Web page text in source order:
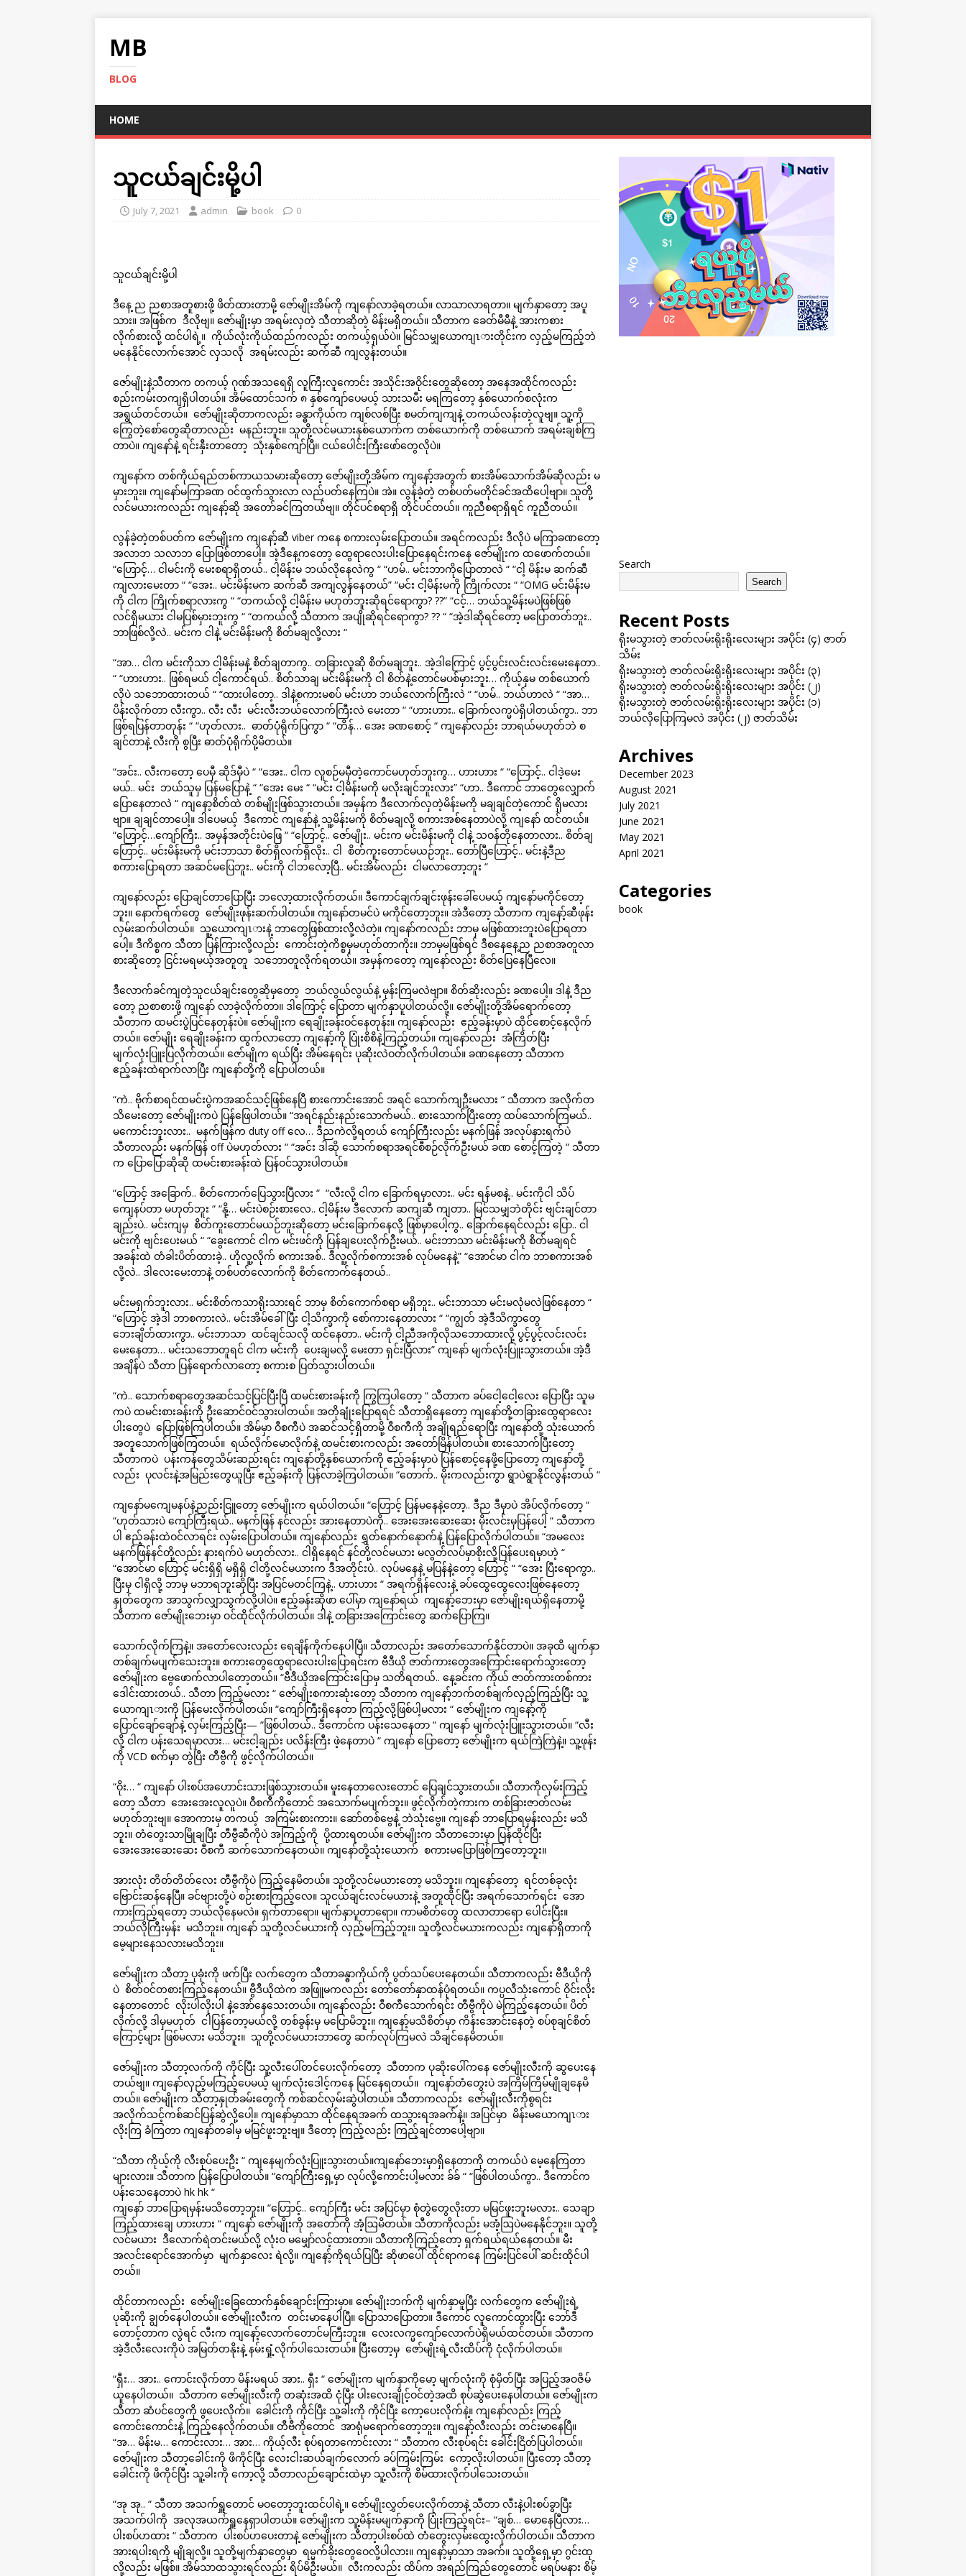
MB
BLOG
HOME
သူငယ်ချင်းမို့ပါ
July 7, 2021 admin book 0
သူငယ်ချင်းမို့ပါ
ဒီနေ့ ည ညစာအတူစားဖို့ ဖိတ်ထားတာမို့ ဇော်မျိုးအိမ်ကို ကျနော်လာခဲ့ရတယ်။ လာသာလာရတာ။ မျက်နှာတော့ အပူ
သား။ အဖြစ်က ဒီလိုဗျ။ ဇော်မျိုးမှာ အရမ်းလှတဲ့ သီတာဆိုတဲ့ မိန်းမရှိတယ်။ သီတာက ခေတ်မီမီနဲ့ အားကစား
လိုက်စားလို့ ထင်ပါရဲ့။ ကိုယ်လုံးကိုယ်ထည်ကလည်း တကယ့်ရှယ်ပဲ။ မြင်သမျှယောကျၤားတိုင်းက လှည့်မကြည့်ဘဲ
မနေနိုင်လောက်အောင် လှသလို အရမ်းလည်း ဆက်ဆီ ကျလွန်းတယ်။
ဇော်မျိုးနဲ့သီတာက တကယ့် ဂုဏ်အသရေရှိ လူကြီးလူကောင်း အသိုင်းအဝိုင်းတွေဆိုတော့ အနေအထိုင်ကလည်း
စည်းကမ်းတကျရှိပါတယ်။ အိမ်ထောင်သက် ၈ နှစ်ကျော်ပေမယ့် သားသမီး မရကြတော့ နှစ်ယောက်စလုံးက
အရွယ်တင်တယ်။ ဇော်မျိုးဆိုတာကလည်း ခန္ဓာကိုယ်က ကျစ်လစ်ပြီး စမတ်ကျကျနဲ့ တကယ်လန်းတဲ့လူဗျ။ သူ့ကို
ကြွေတဲ့စော်တွေဆိုတာလည်း မနည်းဘူး။ သူတို့လင်မယားနှစ်ယောက်က တစ်ယောက်ကို တစ်ယောက် အရမ်းချစ်ကြ
တာပဲ။ ကျနော်နဲ့ ရင်းနှီးတာတော့ သုံးနှစ်ကျော်ပြီ။ ငယ်ပေါင်းကြီးဖော်တွေလိုပဲ။
ကျနော်က တစ်ကိုယ်ရည်တစ်ကာယသမားဆိုတော့ ဇော်မျိုးတို့အိမ်က ကျနော့်အတွက် စားအိမ်သောက်အိမ်ဆိုလည်း မ
မှားဘူး။ ကျနော်မကြာခဏ ဝင်ထွက်သွားလာ လည်ပတ်နေကြပဲ။ အဲ။ လွန်ခဲ့တဲ့ တစ်ပတ်မတိုင်ခင်အထိပေါ့ဗျာ။ သူတို့
လင်မယားကလည်း ကျနော့်ဆို အတော်ခင်ကြတယ်ဗျ။ တိုင်ပင်စရာရှိ တိုင်ပင်တယ်။ ကူညီစရာရှိရင် ကူညီတယ်။
လွန်ခဲ့တဲ့တစ်ပတ်က ဇော်မျိုးက ကျနော့်ဆီ viber ကနေ စကားလှမ်းပြောတယ်။ အရင်ကလည်း ဒီလိုပဲ မကြာခဏတော့
အလာဘ သလာဘ ပြောဖြစ်တာပေါ့။ အဲ့ဒီနေ့ကတော့ ထွေရာလေးပါးပြောနေရင်းကနေ ဇော်မျိုးက ထဖောက်တယ်။
“ဟြောင့်… ငါမင်းကို မေးစရာရှိတယ်.. ငါ့မိန်းမ ဘယ်လိုနေလဲကွ “ “ဟမ်.. မင်းဘာကိုပြောတာလဲ “ “ငါ့ မိန်းမ ဆက်ဆီ
ကျလားမေးတာ “ “အေး.. မင်းမိန်းမက ဆက်ဆီ အကျလွန်နေတယ်” “မင်း ငါ့မိန်းမကို ကြိုက်လား “ “OMG မင်းမိန်းမ
ကို ငါက ကြိုက်စရာလားကွ “ “တကယ်လို့ ငါ့မိန်းမ မဟုတ်ဘူးဆိုရင်ရောကွာ? ??” “ငင့်… ဘယ်သူ့မိန်းမပဲဖြစ်ဖြစ်
လင်ရှိမယား ငါမပြစ်မှားဘူးကွ “ “တကယ်လို့ သီတာက အပျိုဆိုရင်ရောကွာ? ?? “ “အဲ့ဒါဆိုရင်တော့ မပြောတတ်ဘူး..
ဘာဖြစ်လို့လဲ.. မင်းက ငါနဲ့ မင်းမိန်းမကို စိတ်မချလို့လား “
“အာ… ငါက မင်းကိုသာ ငါ့မိန်းမနဲ့ စိတ်ချတာကွ.. တခြားလူဆို စိတ်မချဘူး.. အဲ့ဒါကြောင့် ပွင့်ပွင်းလင်းလင်းမေးနေတာ..
“ “ဟားဟား.. ဖြစ်ရမယ် ငါ့ကောင်ရယ်.. စိတ်သာချ မင်းမိန်းမကို ငါ စိတ်နဲ့တောင်မပစ်မှားဘူး… ကိုယ့်နှမ တစ်ယောက်
လိုပဲ သဘောထားတယ် “ “ထားပါတော့.. ဒါနဲ့စကားမစပ် မင်းဟာ ဘယ်လောက်ကြီးလဲ “ “ဟမ်.. ဘယ်ဟာလဲ “ “အာ…
ပိန်းလိုက်တာ လီးကွာ.. လီး လီး မင်းလီးဘယ်လောက်ကြီးလဲ မေးတာ “ “ဟားဟား.. ခြောက်လက္မပဲရှိပါတယ်ကွာ.. ဘာ
ဖြစ်ရပြန်တာတုန်း “ “ဟုတ်လား.. ဓာတ်ပုံရိုက်ပြကွာ “ “တိန်… အေး ခဏစောင့် “ ကျနော်လည်း ဘာရယ်မဟုတ်ဘဲ စ
ချင်တာနဲ့ လီးကို စွပြီး ဓာတ်ပုံရိုက်ပို့မိတယ်။
“အင်း.. လီးကတော့ ပေမှီ ဆိုဒ်မှီပဲ “ “အေး.. ငါက လူစဉ်မမှီတဲ့ကောင်မဟုတ်ဘူးကွ… ဟားဟား “ “ဟြောင့်.. ငါဒဲ့မေး
မယ်.. မင်း ဘယ်သူမှ ပြန်မပြောနဲ့ “ “အေး မေး “ “မင်း ငါ့မိန်းမကို မလိုးချင်ဘူးလား” “ဟာ.. ဒီကောင် ဘာတွေလျှောက်
ပြောနေတာလဲ “ ကျနော့စိတ်ထဲ တစ်မျိုးဖြစ်သွားတယ်။ အမှန်က ဒီလောက်လှတဲ့မိန်းမကို မချချင်တဲ့ကောင် ရှိမလား
ဗျာ။ ချချင်တာပေါ့။ ဒါပေမယ့် ဒီကောင် ကျနော်နဲ့ သူ့မိန်းမကို စိတ်မချလို့ စကားအစ်နေတာပဲလို့ ကျနော် ထင်တယ်။
“ဟြောင့်…ကျော်ကြီး.. အမှန်အတိုင်းပဲဖြေ “ “ဟြောင့်.. ဇော်မျိုး.. မင်းက မင်းမိန်းမကို ငါနဲ့ သဝန်တိုနေတာလား.. စိတ်ချ
ဟြောင့်.. မင်းမိန်းမကို မင်းဘာသာ စိတ်ရှိလက်ရှိလိုး.. ငါ စိတ်ကူးတောင်မယဉ်ဘူး.. တော်ပြီဟြောင့်.. မင်းနဲ့ဒီည
စကားပြောရတာ အဆင်မပြေဘူး.. မင်းကို ငါဘလော့ပြီ.. မင်းအိမ်လည်း ငါမလာတော့ဘူး “
ကျနော်လည်း ပြောချင်တာပြောပြီး ဘလော့ထားလိုက်တယ်။ ဒီကောင်ချက်ချင်းဖုန်းခေါ်ပေမယ့် ကျနော်မကိုင်တော့
ဘူး။ နောက်ရက်တွေ ဇော်မျိုးဖုန်းဆက်ပါတယ်။ ကျနော်တမင်ပဲ မကိုင်တော့ဘူး။ အဲဒီတော့ သီတာက ကျနော့်ဆီဖုန်း
လှမ်းဆက်ပါတယ်။ သူ့ယောကျၤားနဲ့ ဘာတွေဖြစ်ထားလို့လဲတဲ့။ ကျနော်ကလည်း ဘာမှ မဖြစ်ထားဘူးပဲပြောရတာ
ပေါ့။ ဒီကိစ္စက သီတာ ပြန်ကြားလို့လည်း ကောင်းတဲ့ကိစ္စမှမဟုတ်တာကိုး။ ဘာမှမဖြစ်ရင် ဒီစနေနေ့ည ညစာအတူလာ
စားဆိုတော့ ငြင်းမရမယ့်အတူတူ သဘောတူလိုက်ရတယ်။ အမှန်ကတော့ ကျနော်လည်း စိတ်ပြေနေပြီလေ။
ဒီလောက်ခင်ကျတဲ့သူငယ်ချင်းတွေဆိုမှတော့ ဘယ်လွယ်လွယ်နဲ့ မုန်းကြမလဲဗျာ။ စိတ်ဆိုးလည်း ခဏပေါ့။ ဒါနဲ့ ဒီည
တော့ ညစာစားဖို့ ကျနော် လာခဲ့လိုက်တာ။ ဒါကြောင့် ပြောတာ မျက်နှာပူပါတယ်လို့။ ဇော်မျိုးတို့အိမ်ရောက်တော့
သီတာက ထမင်းပွဲပြင်နေတုန်းပဲ။ ဇော်မျိုးက ရေချိုးခန်းဝင်နေတုန်း။ ကျနော်လည်း ဧည့်ခန်းမှာပဲ ထိုင်စောင့်နေလိုက်
တယ်။ ဇော်မျိုး ရေချိုးခန်းက ထွက်လာတော့ ကျနော့်ကို ပြုံးစိစိနဲ့ကြည့်တယ်။ ကျနော်လည်း အံကြိတ်ပြီး
မျက်လုံးပြူးပြလိုက်တယ်။ ဇော်မျိုက ရယ်ပြီး အိမ်နေရင်း ပုဆိုးလဲဝတ်လိုက်ပါတယ်။ ခဏနေတော့ သီတာက
ဧည့်ခန်းထဲရာက်လာပြီး ကျနော်တို့ကို ပြောပါတယ်။
“ကဲ.. ဗိုက်စာရင်ထမင်းပွဲကအဆင်သင့်ဖြစ်နေပြီ စားကောင်းအောင် အရင် သောက်ကျဦးမလား “ သီတာက အလိုက်တ
သိမေးတော့ ဇော်မျိုးကပဲ ပြန်ဖြေပါတယ်။ “အရင်နည်းနည်းသောက်မယ်.. စားသောက်ပြီးတော့ ထပ်သောက်ကြမယ်..
မကောင်းဘူးလား.. မနက်ဖြန်က duty off လေ… ဒီညကဲလို့ရတယ် ကျော်ကြီးလည်း မနက်ဖြန် အလုပ်နားရက်ပဲ
သီတာလည်း မနက်ဖြန် off ပဲမဟုတ်လား “ “အင်း ဒါဆို သောက်စရာအရင်စီစဉ်လိုက်ဦးမယ် ခဏ စောင့်ကြတဲ့ “ သီတာ
က ပြောပြောဆိုဆို ထမင်းစားခန်းထဲ ပြန်ဝင်သွားပါတယ်။
“ဟြောင့် အခြောက်.. စိတ်ကောက်ပြေသွားပြီလား “ “လီးလို့ ငါက ခြောက်ရမှာလား.. မင်း ရန်မစနဲ့.. မင်းကိုငါ သိပ်
ကျေနပ်တာ မဟုတ်ဘူး “ “နို့… မင်းပဲစဉ်းစားလေ.. ငါ့မိန်းမ ဒီလောက် ဆကျဆီ ကျတာ.. မြင်သမျှဘဲတိုင်း ဗျင်းချင်တာ
ချည်းပဲ.. မင်းကျမှ စိတ်ကူးတောင်မယဉ်ဘူးဆိုတော့ မင်းခြောက်နေလို့ ဖြစ်မှာပေါ့ကွ.. ခြောက်နေရင်လည်း ပြော.. ငါ
မင်းကို ဗျင်းပေးမယ် “ “ခွေးကောင် ငါက မင်းဖင်ကို ပြန်ချပေးလိုက်ဦးမယ်.. မင်းဘာသာ မင်းမိန်းမကို စိတ်မချရင်
အခန်းထဲ တံခါးပိတ်ထားခဲ့.. ဟိုလူ့လိုက် စကားအစ်.. ဒီလူ့လိုက်စကားအစ် လုပ်မနေနဲ့” “အောင်မာ ငါက ဘာစကားအစ်
လို့လဲ.. ဒါလေးမေးတာနဲ့ တစ်ပတ်လောက်ကို စိတ်ကောက်နေတယ်..
မင်းမရှက်ဘူးလား.. မင်းစိတ်ကသာရိုးသားရင် ဘာမှ စိတ်ကောက်စရာ မရှိဘူး.. မင်းဘာသာ မင်းမလုံမလဲဖြစ်နေတာ “
“ဟြောင့် အဲ့ဒါ ဘာစကားလဲ.. မင်းအိမ်ခေါ်ပြီး ငါ့သိက္ခာကို စော်ကားနေတာလား “ “ကျွတ် အဲ့ဒီသိက္ခာတွေ
ဘေးချိတ်ထားကွာ.. မင်းဘာသာ ထင်ချင်သလို ထင်နေတာ.. မင်းကို ငါ့ညီအကိုလိုသဘောထားလို့ ပွင့်ပွင့်လင်းလင်း
မေးနေတာ… မင်းသဘောတူရင် ငါက မင်းကို ပေးချမလို့ မေးတာ ရှင်းပြီလား” ကျနော် မျက်လုံးပြူးသွားတယ်။ အဲ့ဒီ
အချိန်ပဲ သီတာ ပြန်ရောက်လာတော့ စကားစ ပြတ်သွားပါတယ်။
“ကဲ.. သောက်စရာတွေအဆင်သင့်ပြင်ပြီးပြီ ထမင်းစားခန်းကို ကြွကြပါတော့ “ သီတာက ခပ်ငေါ့ငေါ့လေး ပြောပြီး သူမ
ကပဲ ထမင်းစားခန်းကို ဦးဆောင်ဝင်သွားပါတယ်။ အတိုချုံးပြောရရင် သီတာရှိနေတော့ ကျနော်တို့တခြားထွေရာလေး
ပါးတွေပဲ ပြောဖြစ်ကြပါတယ်။ အိမ်မှာ ဝီစကီပဲ အဆင်သင့်ရှိတာမို့ ဝီစကီကို အချိုရည်ရောပြီး ကျနော်တို့ သုံးယောက်
အတူသောက်ဖြစ်ကြတယ်။ ရယ်လိုက်မောလိုက်နဲ့ ထမင်းစားကလည်း အတော်မြိန်ပါတယ်။ စားသောက်ပြီးတော့
သီတာကပဲ ပန်းကန်တွေသိမ်းဆည်းရင်း ကျနော်တို့နှစ်ယောက်ကို ဧည့်ခန်းမှာပဲ ပြန်စောင့်နေဖို့ပြောတော့ ကျနော်တို့
လည်း ပုလင်းနဲ့အမြည်းတွေယူပြီး ဧည့်ခန်းကို ပြန်လာခဲ့ကြပါတယ်။ “တောက်.. မိုးကလည်းကွာ ရွာပဲရွာနိုင်လွန်းတယ် “
ကျနော်မကျေမနပ်နဲ့ညည်းငြူတော့ ဇော်မျိုးက ရယ်ပါတယ်။ “ဟြောင့် ပြန်မနေနဲ့တော့.. ဒီည ဒီမှာပဲ အိပ်လိုက်တော့ “
“ဟုတ်သားပဲ ကျော်ကြီးရယ်.. မနက်ဖြန် နင်လည်း အားနေတာပဲကို.. အေးအေးဆေးဆေး မိုးလင်းမှပြန်ပေါ့ “ သီတာက
ပါ ဧည့်ခန်းထဲဝင်လာရင်း လှမ်းပြောပါတယ်။ ကျနော်လည်း ရွှတ်နောက်နေုာက်နဲ့ ပြန်ပြောလိုက်ပါတယ်။ “အမလေး
မနက်ဖြန်နင်တို့လည်း နားရက်ပဲ မဟုတ်လား.. ငါရှိနေရင် နင်တို့လင်မယား မလွတ်လပ်မှာစိုးလို့ပြန်ပေးရမှာဟဲ့ “
“အောင်မာ ဟြောင့် မင်းရှိရှိ မရှိရှိ ငါတို့လင်မယားက ဒီအတိုင်းပဲ.. လုပ်မနေနဲ့ မပြန်နဲ့တော့ ဟြောင့် “ “အေး ပြီးရောကွာ..
ပြီးမှ ငါရှိလို့ ဘာမှ မဘာရဘူးဆိုပြီး အပြင်မတင်ကြနဲ့.. ဟားဟား “ အရက်ရှိန်လေးနဲ့ ခပ်ထွေထွေလေးဖြစ်နေတော့
နှုတ်တွေက အာသွက်လျှာသွက်လို့ပါပဲ။ ဧည့်ခန်းဆိုဖာ ပေါ်မှာ ကျနော်ရယ် ကျနော့်ဘေးမှာ ဇော်မျိုးရယ်ရှိနေတာမို့
သီတာက ဇော်မျိုးဘေးမှာ ဝင်ထိုင်လိုက်ပါတယ်။ ဒါနဲ့ တခြားအကြောင်းတွေ ဆက်ပြောကြ။
သောက်လိုက်ကြနဲ့။ အတော်လေးလည်း ရေချိန်ကိုက်နေပါပြီ။ သီတာလည်း အတော်သောက်နိုင်တာပဲ။ အခုထိ မျက်နှာ
တစ်ချက်မပျက်သေးဘူး။ စကားတွေထွေရာလေးပါးပြောရင်းက ဗီဒီယို ဇာတ်ကားတွေအကြောင်းရောက်သွားတော့
ဇော်မျိုးက ဗွေဖောက်လာပါတော့တယ်။ “ဗီဒီယိုအကြောင်းပြောမှ သတိရတယ်.. နေ့ခင်းက ကိုယ် ဇာတ်ကားတစ်ကား
ဒေါင်းထားတယ်.. သီတာ ကြည့်မလား “ ဇော်မျိုးစကားဆုံးတော့ သီတာက ကျနော့်ဘက်တစ်ချက်လှည့်ကြည့်ပြီး သူ့
ယောကျၤားကို ပြန်မေးလိုက်ပါတယ်။ “ကျော်ကြီးရှိနေတာ ကြည့်လို့ဖြစ်ပါ့မလား “ ဇော်မျိုးက ကျနော့်ကို
ပြောင်ချော်ချော်နဲ့ လှမ်းကြည့်ပြီး— “ဖြစ်ပါတယ်.. ဒီကောင်က ပန်းသေနေတာ “ ကျနော် မျက်လုံးပြူးသွားတယ်။ “လီး
လို့ ငါက ပန်းသေရမှာလား… မင်းငါ့ချည်း ပလိန်းကြီး ဖဲ့နေတာပဲ “ ကျနော် ပြောတော့ ဇော်မျိုးက ရယ်ကြဲကြဲနဲ့။ သူ့ဖုန်း
ကို VCD စက်မှာ တွဲပြီး တီဗွီကို ဖွင့်လိုက်ပါတယ်။
“ဝိုး… “ ကျနော် ပါးစပ်အဟောင်းသားဖြစ်သွားတယ်။ မူးနေတာလေးတောင် ပြေချင်သွားတယ်။ သီတာကိုလှမ်းကြည့်
တော့ သီတာ အေးအေးလူလူပဲ။ ဝီစကီကိုတောင် အသောက်မပျက်ဘူး။ ဖွင့်လိုက်တဲ့ကားက တစ်ခြားဇာတ်လမ်း
မဟုတ်ဘူးဗျ။ အောကားမှ တကယ့် အကြမ်းစားကား။ ဆော်တစ်ဗွေနဲ့ ဘဲသုံးဗွေ။ ကျနော် ဘာပြောရမှန်းလည်း မသိ
ဘူး။ တံတွေးသာမြိုချပြီး တီဗွီဆီကိုပဲ အကြည့်ကို ပို့ထားရတယ်။ ဇော်မျိုးက သီတာဘေးမှာ ပြန်ထိုင်ပြီး
အေးအေးဆေးဆေး ဝီစကီ ဆက်သောက်နေတယ်။ ကျနော်တို့သုံးယောက် စကားမပြောဖြစ်ကြတော့ဘူး။
အားလုံး တိတ်တိတ်လေး တီဗွီကိုပဲ ကြည့်နေမိတယ်။ သူတို့လင်မယားတော့ မသိဘူး။ ကျနော်တော့ ရင်တစ်ခုလုံး
ဗြောင်းဆန်နေပြီ။ ခင်ဗျားတို့ပဲ စဉ်းစားကြည့်လေ။ သူငယ်ချင်းလင်မယားနဲ့ အတူထိုင်ပြီး အရက်သောက်ရင်း အော
ကားကြည့်ရတော့ ဘယ်လိုနေမလဲ။ ရှက်တာရော။ မျက်နှာပူတာရော။ ကာမစိတ်တွေ ထလာတာရော ပေါင်းပြီး။
ဘယ်လိုကြီးမှန်း မသိဘူး။ ကျနော် သူတို့လင်မယားကို လှည့်မကြည့်ဘူး။ သူတို့လင်မယားကလည်း ကျနော်ရှိတာကို
မေ့များနေသလားမသိဘူး။
ဇော်မျိုးက သီတာ့ ပုခုံးကို ဖက်ပြီး လက်တွေက သီတာခန္ဓာကိုယ်ကို ပွတ်သပ်ပေးနေတယ်။ သီတာကလည်း ဗီဒီယိုကို
ပဲ စိတ်ဝင်တစားကြည့်နေတယ်။ ဗွီဒီယိုထဲက အဖြူမကလည်း တော်တော်နှာထန်ပုံရတယ်။ ကပ္ပလီသုံးကောင် ဝိုင်းလိုး
နေတာတောင် လိုးပါလိုးပါ နဲ့အော်နေသေးတယ်။ ကျနော်လည်း ဝီစကီသောက်ရင်း တီဗွီကိုပဲ မဲကြည့်နေတယ်။ ပိတ်
လိုက်လို့ ဒါမှမဟုတ် ငါပြန်တော့မယ်လို့ တစ်ခွန်းမှ မပြောမိဘူး။ ကျနော့်မသိစိတ်မှာ ကိန်းအောင်းနေတဲ့ စပ်စုချင်စိတ်
ကြောင့်များ ဖြစ်မလား မသိဘူး။ သူတို့လင်မယားဘာတွေ ဆက်လုပ်ကြမလဲ သိချင်နေမိတယ်။
ဇော်မျိုးက သီတာ့လက်ကို ကိုင်ပြီး သူ့လီးပေါ်တင်ပေးလိုက်တော့ သီတာက ပုဆိုးပေါ်ကနေ ဇော်မျိုးလီးကို ဆွပေးနေ
တယ်ဗျ။ ကျနော်လှည့်မကြည့်ပေမယ့် မျက်လုံးဒေါင့်ကနေ မြင်နေရတယ်။ ကျနော်တံတွေးပဲ အကြိမ်ကြိမ်မျိုချနေမိ
တယ်။ ဇော်မျိုးက သီတာ့နှုတ်ခမ်းတွေကို ကစ်ဆင်လှမ်းဆွဲပါတယ်။ သီတာကလည်း ဇော်မျိုးလီးကိုစွရင်း
အလိုက်သင့်ကစ်ဆင်ပြန်ဆွဲလို့ပေါ့။ ကျနော်မှာသာ ထိုင်နေရအခက် ထသွားရအခက်နဲ့။ အပြင်မှာ မိန်းမယောကျၤား
လိုးကြ ခံကြတာ ကျနော်တခါမှ မမြင်ဖူးဘူးဗျ။ ဒီတော့ ကြည့်လည်း ကြည့်ချင်တာပေါ့ဗျာ။
“သီတာ ကိုယ့်ကို လီးစုပ်ပေးဦး “ ကျနေမျက်လုံးပြူးသွားတယ်။ကျနော်ဘေးမှာရှိနေတာကို တကယ်ပဲ မေ့နေကြတာ
များလား။ သီတာက ပြန်ပြောပါတယ်။ “ကျော်ကြီးရှေ့မှာ လုပ်လို့ကောင်းပါ့မလား ခ်ခ် “ “ဖြစ်ပါတယ်ကွာ.. ဒီကောင်က
ပန်းသေနေတာပဲ hk hk “
ကျနော် ဘာပြောရမှန်းမသိတော့ဘူး။ “ဟြောင့်.. ကျော်ကြီး မင်း အပြင်မှာ စုံတွဲတွေလိုးတာ မမြင်ဖူးဘူးမလား.. သေချာ
ကြည့်ထားချေ ဟားဟား “ ကျနော် ဇော်မျိုးကို အတော်ကို အံ့ဩမိတယ်။ သီတာကိုလည်း မအံ့ဩပဲမနေနိုင်ဘူး။ သူတို့
လင်မယား ဒီလောက်ရဲတင်းမယ်လို့ လုံးဝ မမျှော်လင့်ထားတာ။ သီတာကိုကြည့်တော့ ရှက်ရယ်ရယ်နေတယ်။ မီး
အလင်းရောင်အောက်မှာ မျက်နှာလေး ရဲလို့။ ကျနော့်ကိုရယ်ပြပြီး ဆိုဖာပေါ် ထိုင်ရာကနေ ကြမ်းပြင်ပေါ် ဆင်းထိုင်ပါ
တယ်။
ထိုင်တာကလည်း ဇော်မျိုးခြေထောက်နှစ်ချောင်းကြားမှာ။ ဇော်မျိုးဘက်ကို မျက်နှာမူပြီး လက်တွေက ဇော်မျိုးရဲ့
ပုဆိုးကို ချွတ်နေပါတယ်။ ဇော်မျိုးလီးက တင်းမာနေပါပြီ။ ပြောသာပြောတာ။ ဒီကောင် လူကောင်ထွားပြီး ဘော်ဒီ
တောင့်တာက လွဲရင် လီးက ကျနော့်လောက်တောင်မကြီးဘူး။ လေးလက္မကျော်လောက်ပဲရှိမယ်ထင်တယ်။ သီတာက
အဲ့ဒီလီးလေးကိုပဲ အမြတ်တနိုးနဲ့ နမ်းရှုံ့လိုက်ပါသေးတယ်။ ပြီးတော့မှ ဇော်မျိုးရဲ့လီးထိပ်ကို ငုံလိုက်ပါတယ်။
“ရှီး… အား.. ကောင်းလိုက်တာ မိန်းမရယ် အား.. ရှီး “ ဇော်မျိုးက မျက်နှာကိုမော့ မျက်လုံးကို စုံမှိတ်ပြီး အပြည့်အဝဇိမ်
ယူနေပါတယ်။ သီတာက ဇော်မျိုးလီးကို တဆုံးအထိ ငုံပြီး ပါးလေးချိုင့်ဝင်တဲ့အထိ စုပ်ဆွဲပေးနေပါတယ်။ ဇော်မျိုးက
သီတာ ဆံပင်တွေကို ဖွပေးလိုက်။ ခေါင်းကို ကိုင်ပြီး သူ့ခါးကို ကိုင်ပြီး ကော့ပေးလိုက်နဲ့။ ကျနော်လည်း ကြည့်
ကောင်းကောင်းနဲ့ ကြည့်နေလိုက်တယ်။ တီဗီကိုတောင် အာရုံမရောက်တော့ဘူး။ ကျနော့်လီးလည်း တင်းမာနေပြီ။
“အ… မိန်းမ… ကောင်းလား… အား… ကိုယ့်လီး စုပ်ရတာကောင်းလား “ သီတာက လီးစုပ်ရင်း ခေါင်းငြိတ်ပြပါတယ်။
ဇော်မျိုးက သီတာ့ခေါင်းကို ဖိကိုင်ပြီး လေးငါးဆယ်ချက်လောက် ခပ်ကြမ်းကြမ်း ကော့လိုးပါတယ်။ ပြီးတော့ သီတာ့
ခေါင်းကို ဖိကိုင်ပြီး သူ့ခါးကို ကော့လို့ သီတာလည်ချောင်းထဲမှာ သူ့လီးကို စိမ်ထားလိုက်ပါသေးတယ်။
“အု အု.. “ သီတာ အသက်ရှူတောင် မဝတော့ဘူးထင်ပါရဲ့။ ဇော်မျိုးလွှတ်ပေးလိုက်တာနဲ့ သီတာ လီးနဲ့ပါးစပ်ခွာပြီး
အသက်ပါကို အလုအယက်ရှူနေရှာပါတယ်။ ဇော်မျိုးက သူ့မိန်းမမျက်နှာကို ပြုံးကြည့်ရင်း– “ချစ်… မောနေပြီလား…
ပါးစပ်ဟထား “ သီတာက ပါးစပ်ဟပေးတာနဲ့ ဇော်မျိုးက သီတာ့ပါးစပ်ထဲ တံတွေးလှမ်းထွေးလိုက်ပါတယ်။ သီတာက
အားရပါးရကို မျိုချလို့။ သူတို့မျက်နှာတွေမှာ ရမ္မက်ခိုးတွေဝေလို့ပါလား။ ကျနော့်မှာသာ အခက်။ သူတို့ရှေ့မှာ ဂွင်းထု
လို့လည်း မဖြစ်။ အိမ်သာထသွားရင်လည်း ရိပ်မိဦးမယ်။ လီးကလည်း ထိပ်က အရည်ကြည်တွေတောင် မရပ်မနား စိမ့်
Search
Search
Recent Posts
ရိုးမသွားတဲ့ ဇာတ်လမ်းရိုးရိုးလေးများ အပိုင်း (၄) ဇာတ်
သိမ်း
ရိုးမသွားတဲ့ ဇာတ်လမ်းရိုးရိုးလေးများ အပိုင်း (၃)
ရိုးမသွားတဲ့ ဇာတ်လမ်းရိုးရိုးလေးများ အပိုင်း (၂)
ရိုးမသွားတဲ့ ဇာတ်လမ်းရိုးရိုးလေးများ အပိုင်း (၁)
ဘယ်လိုပြောကြမလဲ အပိုင်း (၂) ဇာတ်သိမ်း
Archives
December 2023
August 2021
July 2021
June 2021
May 2021
April 2021
Categories
book